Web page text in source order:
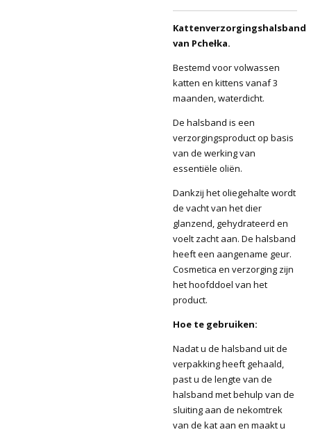
Kattenverzorgingshalsband
van Pchełka.
Bestemd voor volwassen
katten en kittens vanaf 3
maanden, waterdicht.
De halsband is een
verzorgingsproduct op basis
van de werking van
essentiële oliën.
Dankzij het oliegehalte wordt
de vacht van het dier
glanzend, gehydrateerd en
voelt zacht aan. De halsband
heeft een aangename geur.
Cosmetica en verzorging zijn
het hoofddoel van het
product.
Hoe te gebruiken:
Nadat u de halsband uit de
verpakking heeft gehaald,
past u de lengte van de
halsband met behulp van de
sluiting aan de nekomtrek
van de kat aan en maakt u